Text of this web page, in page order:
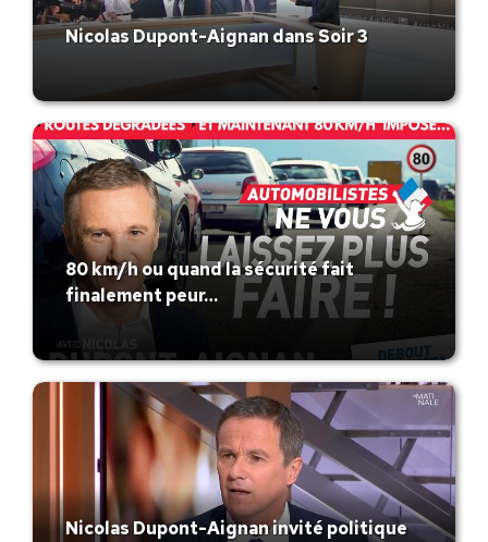
Nicolas Dupont-Aignan dans Soir 3
80 km/h ou quand la sécurité fait
finalement peur…
Nicolas Dupont-Aignan invité politique